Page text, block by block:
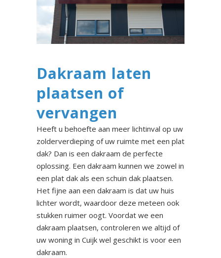
Dakraam laten
plaatsen of
vervangen
Heeft u behoefte aan meer lichtinval op uw
zolderverdieping of uw ruimte met een plat
dak? Dan is een dakraam de perfecte
oplossing. Een dakraam kunnen we zowel in
een plat dak als een schuin dak plaatsen.
Het fijne aan een dakraam is dat uw huis
lichter wordt, waardoor deze meteen ook
stukken ruimer oogt. Voordat we een
dakraam plaatsen, controleren we altijd of
uw woning in Cuijk wel geschikt is voor een
dakraam.